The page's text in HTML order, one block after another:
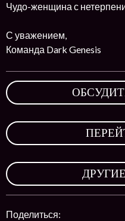
Чудо-женщина с
С уважением,
Команда Dark Genesis
Поделиться: